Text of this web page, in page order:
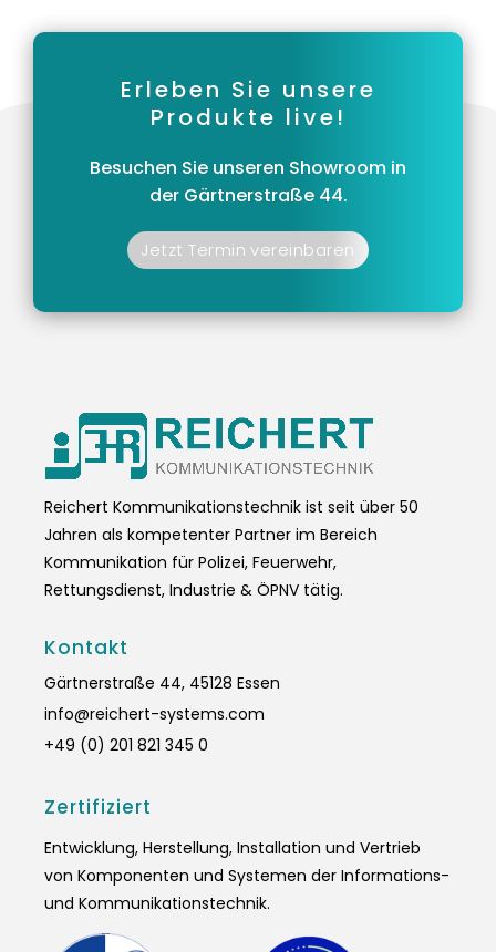
Erleben Sie unsere
Produkte live!
Besuchen Sie unseren Showroom in
der Gärtnerstraße 44.
Jetzt Termin vereinbaren
Reichert Kommunikationstechnik ist seit über 50
Jahren als kompetenter Partner im Bereich
Kommunikation für Polizei, Feuerwehr,
Rettungsdienst, Industrie & ÖPNV tätig.
Kontakt
Gärtnerstraße 44, 45128 Essen
info@reichert-systems.com
+49 (0) 201 821 345 0
Zertifiziert
Entwicklung, Herstellung, Installation und Vertrieb
von Komponenten und Systemen der Informations-
und Kommunikationstechnik.